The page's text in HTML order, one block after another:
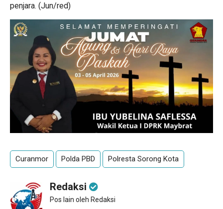
penjara. (Jun/red)
Curanmor Polda PBD Polresta Sorong Kota
Redaksi
Pos lain oleh Redaksi